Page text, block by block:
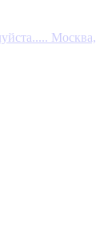
Москва,